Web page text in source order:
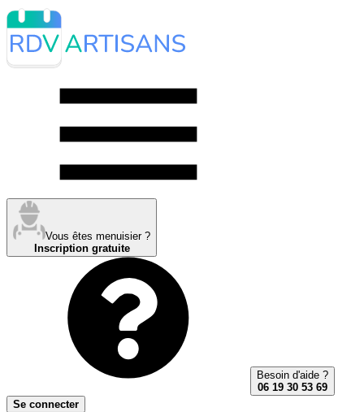
Vous êtes menuisier ?
Inscription gratuite
Besoin d'aide ?
06 19 30 53 69
Se connecter